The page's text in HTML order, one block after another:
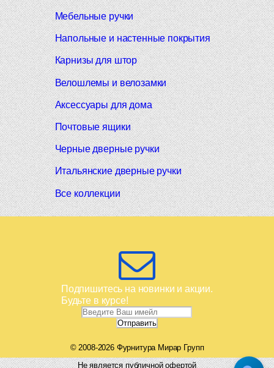
Мебельные ручки
Напольные и настенные покрытия
Карнизы для штор
Велошлемы и велозамки
Аксессуары для дома
Почтовые ящики
Черные дверные ручки
Итальянские дверные ручки
Все коллекции
Подпишитесь на новинки и акции.
Будьте в курсе!
© 2008-2026 Фурнитура Мирар Групп
Не является публичной офертой